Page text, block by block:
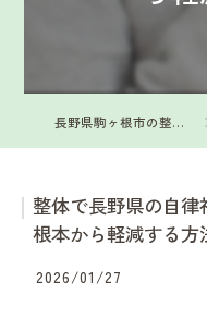
長野県駒ヶ根市の整体なら頭痛専門 あんざい整体院
整体で長野県の自
根本から軽減する方
2026/01/27